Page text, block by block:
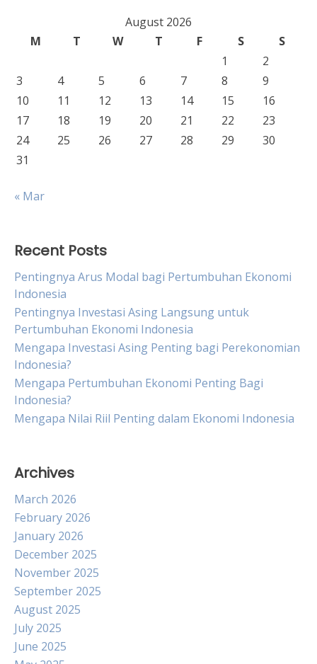
August 2026
M
T W T F S
S
1
2
3
4 5 6 7 8
9
10
11 12 13 14 15
16
17
18 19 20 21 22
23
24
25 26 27 28 29
30
31
« Mar
Recent Posts
Pentingnya Arus Modal bagi Pertumbuhan Ekonomi
Indonesia
Pentingnya Investasi Asing Langsung untuk
Pertumbuhan Ekonomi Indonesia
Mengapa Investasi Asing Penting bagi Perekonomian
Indonesia?
Mengapa Pertumbuhan Ekonomi Penting Bagi
Indonesia?
Mengapa Nilai Riil Penting dalam Ekonomi Indonesia
Archives
March 2026
February 2026
January 2026
December 2025
November 2025
September 2025
August 2025
July 2025
June 2025